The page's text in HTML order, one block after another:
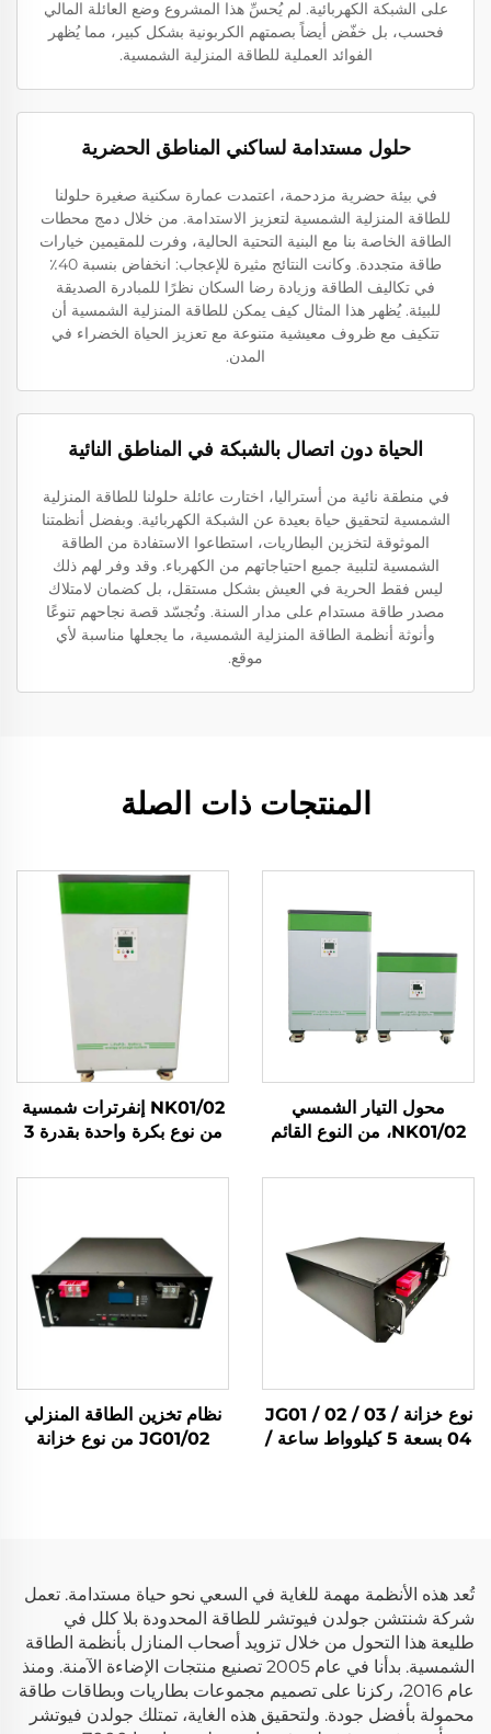
على الشبكة الكهربائية. لم يُحسِّ هذا المشروع وضع العائلة المالي
فحسب، بل خفّض أيضاً بصمتهم الكربونية بشكل كبير، مما يُظهر
الفوائد العملية للطاقة المنزلية الشمسية.
حلول مستدامة لساكني المناطق الحضرية
في بيئة حضرية مزدحمة، اعتمدت عمارة سكنية صغيرة حلولنا
للطاقة المنزلية الشمسية لتعزيز الاستدامة. من خلال دمج محطات
الطاقة الخاصة بنا مع البنية التحتية الحالية، وفرت للمقيمين خيارات
طاقة متجددة. وكانت النتائج مثيرة للإعجاب: انخفاض بنسبة 40٪
في تكاليف الطاقة وزيادة رضا السكان نظرًا للمبادرة الصديقة
للبيئة. يُظهر هذا المثال كيف يمكن للطاقة المنزلية الشمسية أن
تتكيف مع ظروف معيشية متنوعة مع تعزيز الحياة الخضراء في
المدن.
الحياة دون اتصال بالشبكة في المناطق النائية
في منطقة نائية من أستراليا، اختارت عائلة حلولنا للطاقة المنزلية
الشمسية لتحقيق حياة بعيدة عن الشبكة الكهربائية. وبفضل أنظمتنا
الموثوقة لتخزين البطاريات، استطاعوا الاستفادة من الطاقة
الشمسية لتلبية جميع احتياجاتهم من الكهرباء. وقد وفر لهم ذلك
ليس فقط الحرية في العيش بشكل مستقل، بل كضمان لامتلاك
مصدر طاقة مستدام على مدار السنة. وتُجسّد قصة نجاحهم تنوعًا
وأنوثة أنظمة الطاقة المنزلية الشمسية، ما يجعلها مناسبة لأي
موقع.
المنتجات ذات الصلة
محول التيار الشمسي
NK01/02، من النوع القائم
كيلوواط/5 كيلوواط، مع
ساعة/10 كيلوواط ساعة،
لنظام تخزين الطاقة المنزلي
بالطاقة الشمسية
NK01/02 إنفرترات شمسية
من نوع بكرة واحدة بقدرة 3
Lifepo4 بسعة 5 كيلوواط
بالطاقة الشمسية
نوع خزانة JG01 / 02 / 03 /
04 بسعة 5 كيلوواط ساعة /
نظام تخزين الطاقة المنزلي
JG01/02 من نوع خزانة
تُعد هذه الأنظمة مهمة للغاية في السعي نحو حياة مستدامة. تعمل
شركة شنتشن جولدن فيوتشر للطاقة المحدودة بلا كلل في
طليعة هذا التحول من خلال تزويد أصحاب المنازل بأنظمة الطاقة
الشمسية. بدأنا في عام 2005 تصنيع منتجات الإضاءة الآمنة. ومنذ
عام 2016، ركزنا على تصميم مجموعات بطاريات وبطاقات طاقة
محمولة بأفضل جودة. ولتحقيق هذه الغاية، تمتلك جولدن فيوتشر